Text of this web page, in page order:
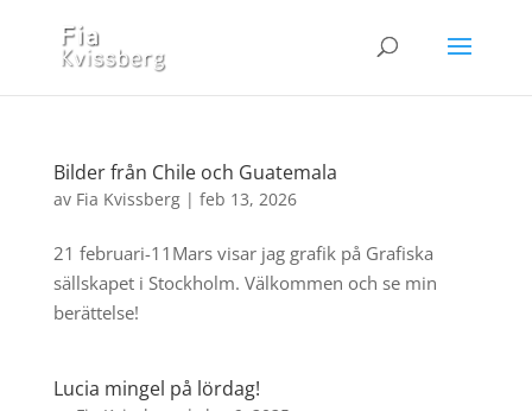
Bilder från Chile och Guatemala
av Fia Kvissberg| feb 13, 2026
21 februari-11Mars visar jag grafik på Grafiska
sällskapet i Stockholm. Välkommen och se min
berättelse!
Lucia mingel på lördag!